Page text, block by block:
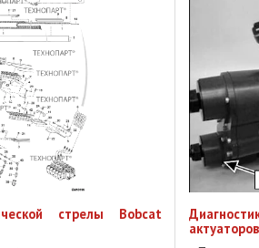
стрелы Bobcat